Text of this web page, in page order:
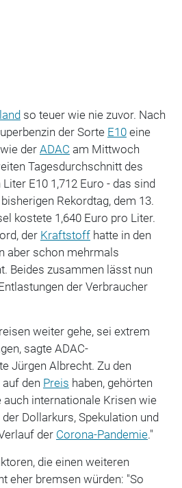
so teuer wie nie zuvor. Nach
der Sorte E10eine
derADAC am Mittwoch
Tagesdurchschnitt des
E10 1,712 Euro - das sind
Rekordtag, dem 13.
kostete 1,640 Euro pro Liter.
der Kraftstoffhatte in den
aber schon mehrmals
Beides zusammen lässt nun
der Verbraucher
weiter gehe, sei extrem
sagte ADAC-
Jürgen Albrecht. Zu den
den Preis haben, gehörten
auch internationale Krisen wie
der Dollarkurs, Spekulation und
der Corona-Pandemie."
die einen weiteren
eher bremsen würden: "So